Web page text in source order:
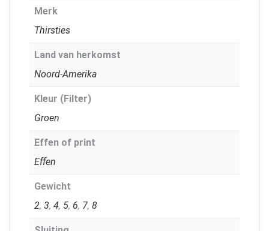
Merk
Thirsties
Land van herkomst
Noord-Amerika
Kleur (Filter)
Groen
Effen of print
Effen
Gewicht
2, 3, 4, 5, 6, 7, 8